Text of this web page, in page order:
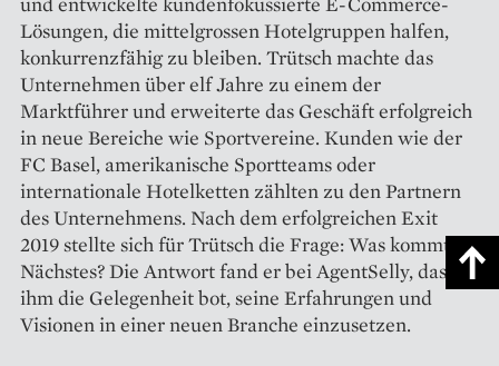
Lösungen, die mittel­grossen Hotelgruppen halfen,
kon­kurrenzfähig zu bleiben. Trütsch machte das
Unternehmen über elf Jahre zu einem der
Marktführer und erweiterte das Geschäft erfolgreich
in neue Bereiche wie Sportvereine. Kunden wie der
FC Basel, amerikanische Sportteams oder
internationale Hotelketten zählten zu den ­Partnern
des Unternehmens. Nach dem erfolg­reichen Exit
2019 stellte sich für Trütsch die Frage: Was kommt als
Nächstes? Die Antwort fand er bei AgentSelly, das
ihm die Gelegenheit bot, seine Erfahrungen und
Visionen in einer neuen Branche einzusetzen.